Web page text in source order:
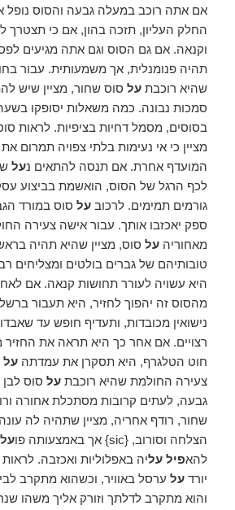
אם אתה רוכב במעלה גבעה והסוס נופל
החלק העליון, תזכה בהון, אם כי תצטרך
וקנאה. אם גם הסוס וגם אתה מגיעים
תהיה פנומנלית, אך משמעותית. עבור
שהיא רוכבתעל סוס שחור, מציין שיש
סמכות נבונה. כמה משאלות יסופקו
בסוסים, מסמל דחיות בציפיות. לראות
מציין כי אי נעימות בלתי צפויה תמרום
המועדף אחרת. אם תנסה להתאים נעל
לכף הרגל של הסוס, הואשמת בביצוע
גורמים תמימים. לרכובעל סוס במורד
ספק יאכזבו אותך. עבור אישה צעירה
מאחוריהעל סוס, מציין שהיא תהיה
טובותיהם של גברים בולטים ומצליחים
היא עשויה לעורר תחושות קנאה. אם
מהסוס זה יהפוך לחזיר, היא תעבור
נישואין מכובדות, ותעדיף חופש עד שאבדו
רצויים. אם אחר כך היא תראה את החזיר
חוט הטלגרף, היא תסקרן את עמדתהעל
צעירה החולמת שהיא רוכבתעל סוס
גבעה, לעתים קרובות מסתכלת אחורה
שחור, רודף אחריה, מציין שתהיה לה
הצלחה וסורוב, {sic} אך באמצעותה פו
על
להאפיל עליה באפלוליות ואכזבה.
יורדעל ערסל באוויר, וכשהוא מתקרב
והוא מתקרב לדלתך וזורק אליך משהו